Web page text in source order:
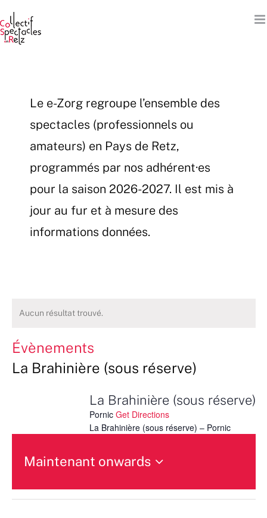
au
contenu
Le e-Zorg regroupe l’ensemble des
spectacles (professionnels ou
amateurs) en Pays de Retz,
programmés par nos adhérent·es
pour la saison 2026-2027. Il est mis à
jour au fur et à mesure des
informations données.
Aucun résultat trouvé.
Évènements
La Brahinière (sous réserve)
La Brahinière (sous réserve)
Pornic Get Directions
La Brahinière (sous réserve) – Pornic
Maintenant onwards
une
date.